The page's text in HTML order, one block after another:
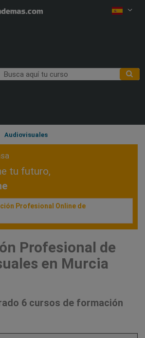
Audiovisuales
tu futuro,
Profesional Online de
Profesional de
en Murcia
6 cursos de formación